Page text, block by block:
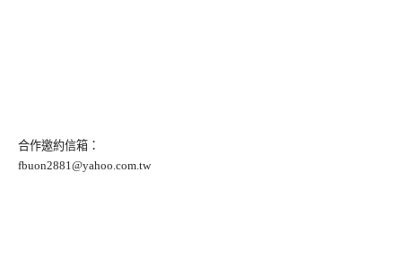
合作邀約信箱：
fbuon2881@yahoo.com.tw